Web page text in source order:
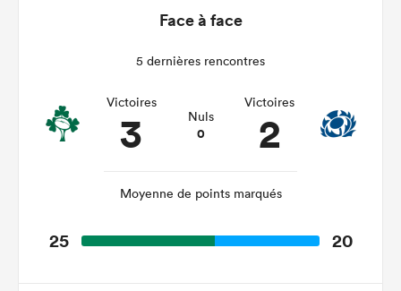
Face à face
5 dernières rencontres
Victoires
3 Nuls
0
Victoires
2
Moyenne de points marqués
25 20